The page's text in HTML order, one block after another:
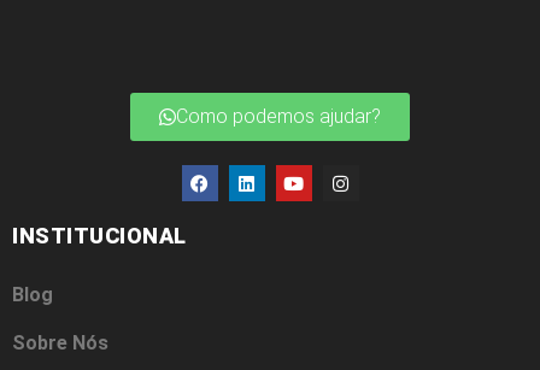
Como podemos ajudar?
INSTITUCIONAL
Blog
Sobre Nós